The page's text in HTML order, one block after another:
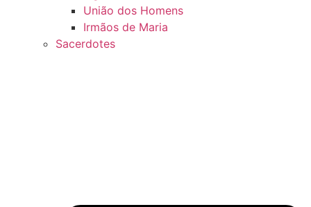
União dos Homens
Irmãos de Maria
Sacerdotes